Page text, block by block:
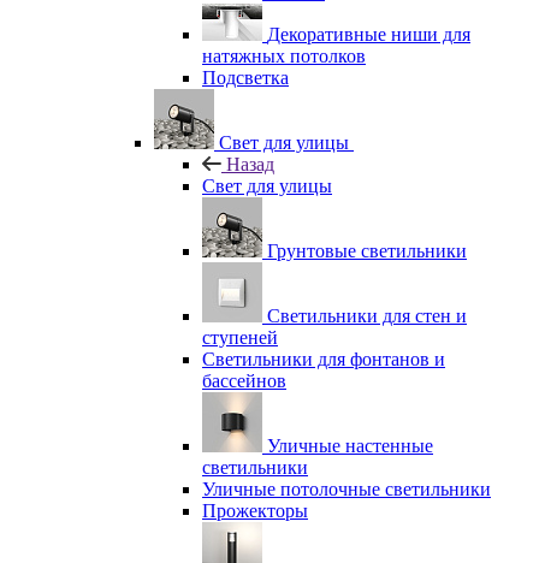
Декоративные ниши для
натяжных потолков
Подсветка
Свет для улицы
Назад
Свет для улицы
Грунтовые светильники
Светильники для стен и
ступеней
Светильники для фонтанов и
бассейнов
Уличные настенные
светильники
Уличные потолочные светильники
Прожекторы